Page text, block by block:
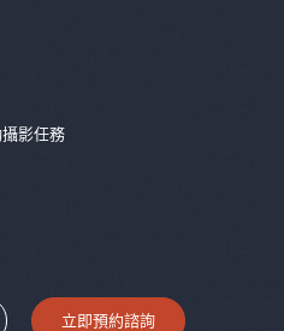
影任務
立即預約諮詢